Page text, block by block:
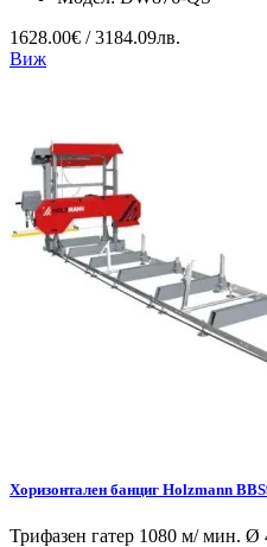
1628.00€ / 3184.09лв.
Виж
Хоризонтален банциг Holzmann
Трифазен гатер 1080 м/ мин. Ø